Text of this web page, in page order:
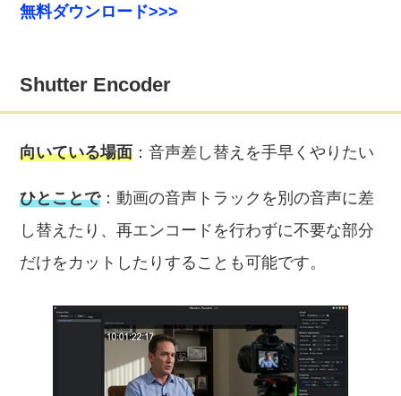
無料ダウンロード>>>
Shutter Encoder
向いている場面 ：音声差し替えを手早くやりたい
ひとことで：動画の音声トラックを別の音声に差
し替えたり、再エンコードを行わずに不要な部分
だけをカットしたりすることも可能です。